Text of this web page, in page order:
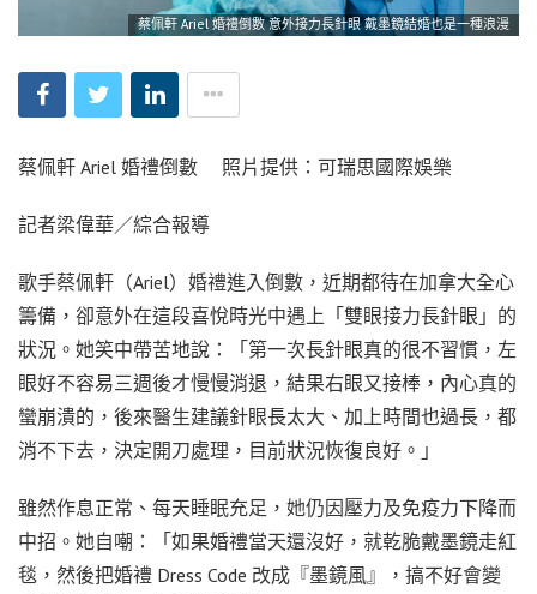
蔡佩軒 Ariel 婚禮倒數 意外接力長針眼 戴墨鏡結婚也是一種浪漫
蔡佩軒 Ariel 婚禮倒數 照片提供：可瑞思國際娛樂
記者梁偉華／綜合報導
歌手蔡佩軒（Ariel）婚禮進入倒數，近期都待在加拿大全心
籌備，卻意外在這段喜悅時光中遇上「雙眼接力長針眼」的
狀況。她笑中帶苦地說：「第一次長針眼真的很不習慣，左
眼好不容易三週後才慢慢消退，結果右眼又接棒，內心真的
蠻崩潰的，後來醫生建議針眼長太大、加上時間也過長，都
消不下去，決定開刀處理，目前狀況恢復良好。」
雖然作息正常、每天睡眠充足，她仍因壓力及免疫力下降而
中招。她自嘲：「如果婚禮當天還沒好，就乾脆戴墨鏡走紅
毯，然後把婚禮 Dress Code 改成『墨鏡風』，搞不好會變